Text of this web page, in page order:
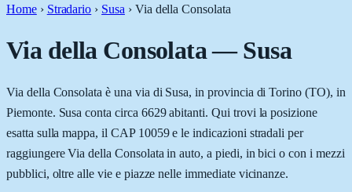
Home › Stradario › Susa › Via della Consolata
Via della Consolata—Susa
Via della Consolata è una via di Susa, in provincia di Torino (TO), in
Piemonte. Susa conta circa 6629 abitanti. Qui trovi la posizione
esatta sulla mappa, il CAP 10059 e le indicazioni stradali per
raggiungere Via della Consolata in auto, a piedi, in bici o con i mezzi
pubblici, oltre alle vie e piazze nelle immediate vicinanze.